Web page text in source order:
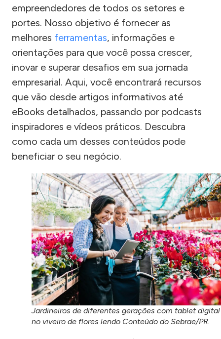
empreendedores de todos os setores e
portes. Nosso objetivo é fornecer as
melhores ferramentas, informações e
orientações para que você possa crescer,
inovar e superar desafios em sua jornada
empresarial. Aqui, você encontrará recursos
que vão desde artigos informativos até
eBooks detalhados, passando por podcasts
inspiradores e vídeos práticos. Descubra
como cada um desses conteúdos pode
beneficiar o seu negócio.
Jardineiros de diferentes gerações com tablet digital
no viveiro de flores lendo Conteúdo do Sebrae/PR.